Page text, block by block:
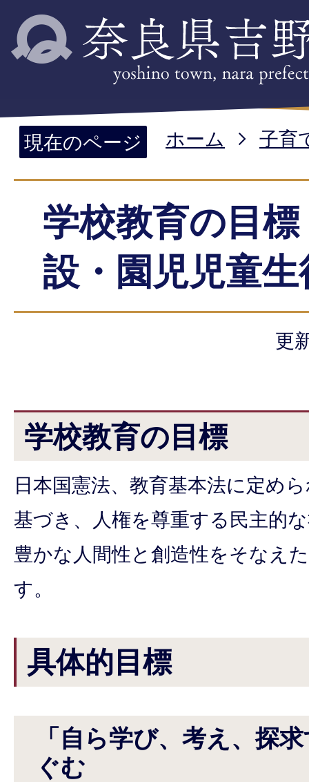
現在のページ ホーム 子育
学校教育の目
設・園児児童
更
学校教育の目標
日本国憲法、教育基本法に定め
基づき、人権を尊重する民主的
豊かな人間性と創造性をそなえ
す。
具体的目標
「自ら学び、考え、探
ぐむ